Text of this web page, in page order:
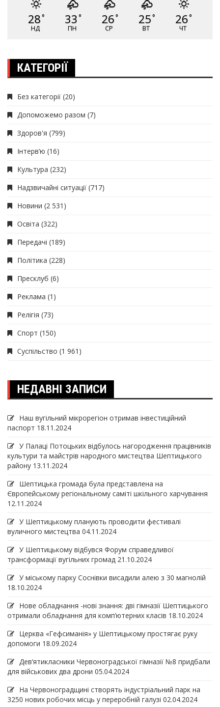
28°
НД
33 °
ПН
26°
СР
25°
ВТ
26°
ЧТ
КАТЕГОРІЇ
Без категорії (20)
Допоможемо разом (7)
Здоров'я (799)
Інтерв’ю (16)
Культура (232)
Надзвичайні ситуації (717)
Новини (2 531)
Освіта (322)
Передачі (189)
Політика (228)
Пресклуб (6)
Реклама (1)
Релігія (73)
Спорт (150)
Суспільство (1 961)
НЕДАВНІ ЗАПИСИ
Наш вугільний мікрорегіон отримав інвеcтиційний
паспорт 18.11.2024
У Палаці Потоцьких відбулось нагородження працівників
культури та майстрів народного мистецтва Шептицького
району 13.11.2024
Шептицька громада була представлена на
Європейському регіональному саміті шкільного харчування
12.11.2024
У Шептицькому планують проводити фестивалі
вуличного мистецтва 04.11.2024
У Шептицькому відбувся Форум справедливої
трансформації вугільних громад 21.10.2024
У міському парку Соснівки висадили алею з 30 магнолій
18.10.2024
Нове обладнання -нові знання: дві гімназії Шептицького
отримали обладнання для комп’ютерних класів 18.10.2024
Церква «Гефсиманія» у Шептицькому простягає руку
допомоги 18.09.2024
Дев‘ятикласники Червоноградської гімназії №8 придбали
для військових два дрони 05.04.2024
На Червоноградщині створять індустріальний парк на
3250 нових робочих місць у переробній галузі 02.04.2024